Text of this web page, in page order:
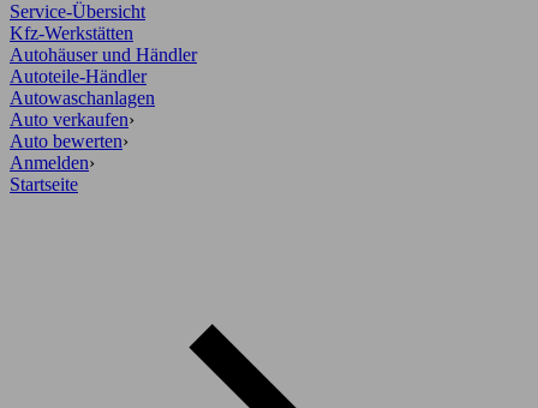
Service-Übersicht
Kfz-Werkstätten
Autohäuser und Händler
Autoteile-Händler
Autowaschanlagen
Auto verkaufen›
Auto bewerten›
Anmelden›
Startseite